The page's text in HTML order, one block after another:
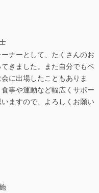
ナーとして、たくさんのお
きました。また自分でもベ
に出場したこともありま
事や運動など幅広くサポー
ますので、よろしくお願い